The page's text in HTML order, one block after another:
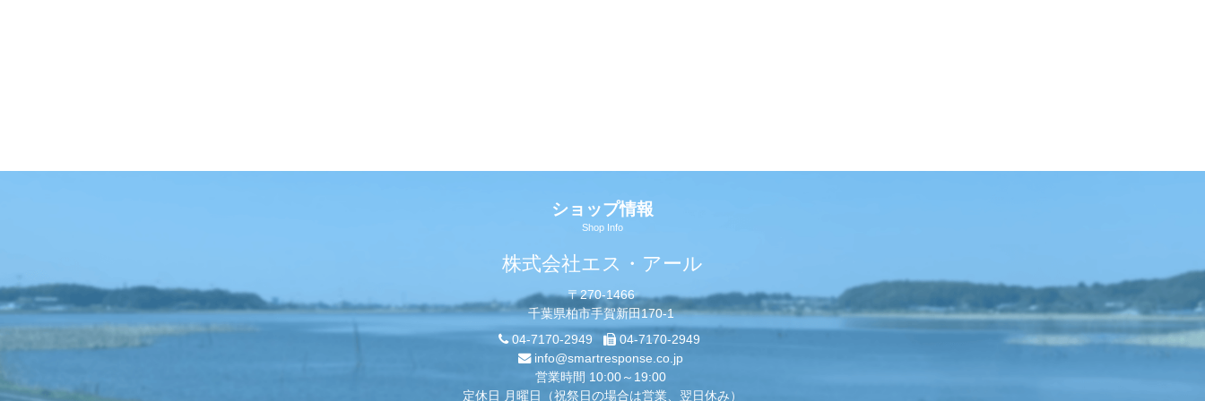
ショップ情報
Shop Info
株式会社エス・アール
〒270-1466
千葉県柏市手賀新田170-1
04-7170-2949
04-7170-2949
info@smartresponse.co.jp
営業時間 10:00～19:00
定休日 月曜日（祝祭日の場合は営業、翌日休み）